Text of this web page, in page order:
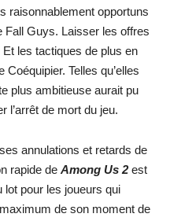
raisonnablement opportuns
Fall Guys. Laisser les offres
les tactiques de plus en
Telles qu’elles
plus ambitieuse aurait pu
l’arrêt de mort du jeu.
annulations et retards de
rapide de Among Us 2est
lot pour les joueurs qui
de son moment de